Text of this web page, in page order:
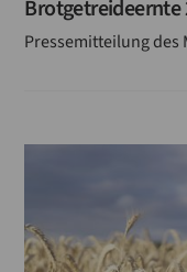
Brotgetreideernte
Pressemitteilung des